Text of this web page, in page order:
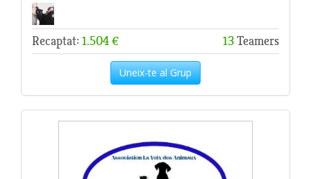
Recaptat: 1.504 € 13Teamers
Uneix-te al Grup